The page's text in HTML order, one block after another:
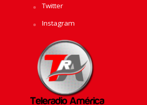
Twitter
Instagram